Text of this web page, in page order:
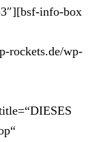
info-box
rockets.de/wp-